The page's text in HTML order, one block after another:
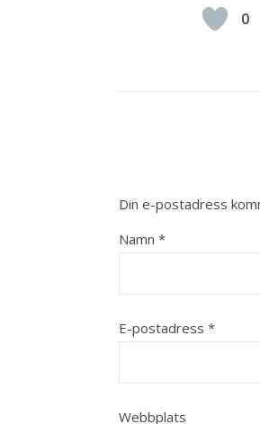
0
Din e-postadress
Namn *
E-postadress *
Webbplats